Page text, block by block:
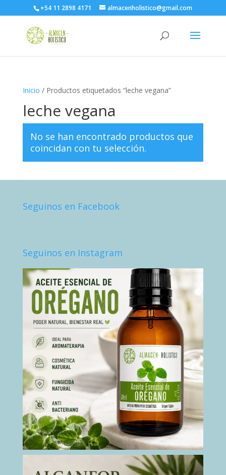
+54 11 2898 4171 almacenholistico@gmail.com
Inicio / Productos etiquetados “leche vegana”
leche vegana
No se han encontrado productos que
coincidan con tu selección.
Seguinos en Facebook
Seguinos en Instagram